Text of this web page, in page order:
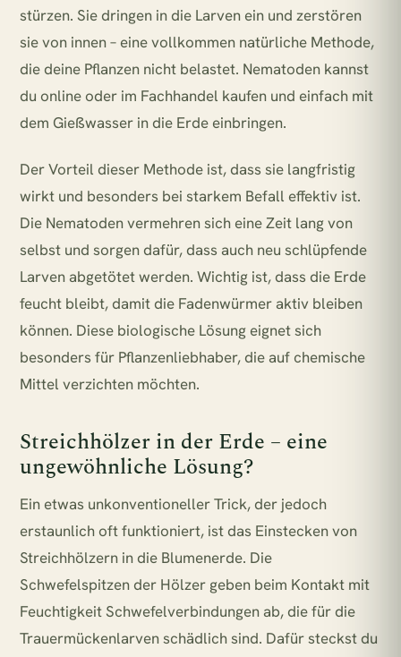
stürzen. Sie dringen in die Larven ein und zerstören
sie von innen – eine vollkommen natürliche Methode,
die deine Pflanzen nicht belastet. Nematoden kannst
du online oder im Fachhandel kaufen und einfach mit
dem Gießwasser in die Erde einbringen.
Der Vorteil dieser Methode ist, dass sie langfristig
wirkt und besonders bei starkem Befall effektiv ist.
Die Nematoden vermehren sich eine Zeit lang von
selbst und sorgen dafür, dass auch neu schlüpfende
Larven abgetötet werden. Wichtig ist, dass die Erde
feucht bleibt, damit die Fadenwürmer aktiv bleiben
können. Diese biologische Lösung eignet sich
besonders für Pflanzenliebhaber, die auf chemische
Mittel verzichten möchten.
Streichhölzer in der Erde – eine
ungewöhnliche Lösung?
Ein etwas unkonventioneller Trick, der jedoch
erstaunlich oft funktioniert, ist das Einstecken von
Streichhölzern in die Blumenerde. Die
Schwefelspitzen der Hölzer geben beim Kontakt mit
Feuchtigkeit Schwefelverbindungen ab, die für die
Trauermückenlarven schädlich sind. Dafür steckst du